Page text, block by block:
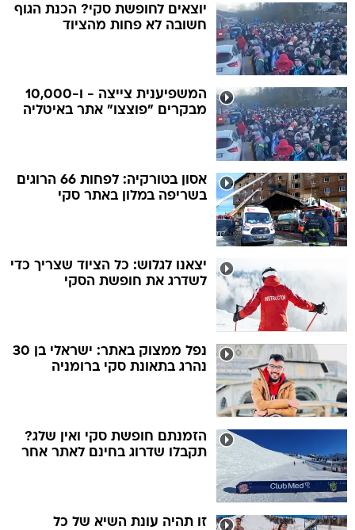
יוצאים לחופשת סקי? הכנת הגוף
חשובה לא פחות מהציוד
המשפיענית צייצה - ו-10,000
מבקרים "פוצצו" אתר באיטליה
אסון בטורקיה: לפחות 66 הרוגים
בשריפה במלון באתר סקי
יצאנו לגלוש: כל הציוד שצריך כדי
לשדרג את חופשת הסקי
נפל ממצוק באתר: ישראלי בן 30
נהרג בתאונת סקי ברומניה
הזמנתם חופשת סקי ואין שלג?
תקבלו שדרוג בחינם לאתר אחר
זו תהיה עונת השיא של כל